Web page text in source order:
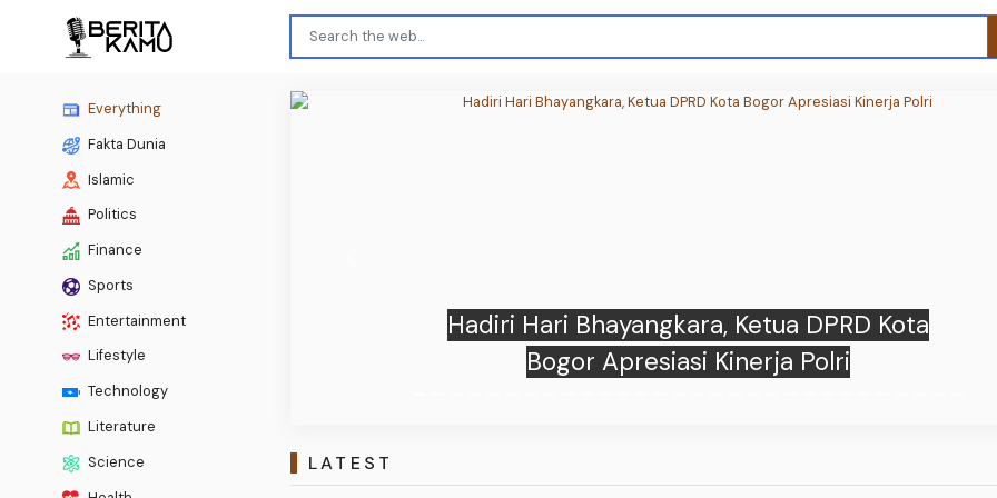
Everything
Fakta Dunia
Islamic
Politics
Finance
Sports
Entertainment
Lifestyle
Technology
Literature
Science
Melihat Lebih Dekat Nusanova 2.0 Sekar Jagat
Karya Ivan Gunawan
LATEST